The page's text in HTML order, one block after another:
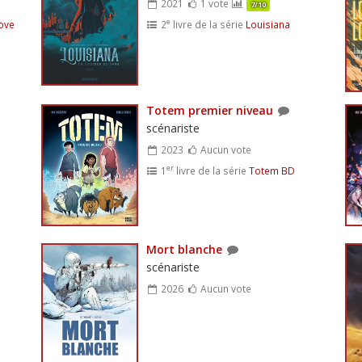
2021 1 vote 7/10
2e livre de la série Louisiana
Totem premier niveau
scénariste
2023
Aucun vote
1 erlivre de la série Totem BD
Mort blanche
scénariste
2026 Aucun vote